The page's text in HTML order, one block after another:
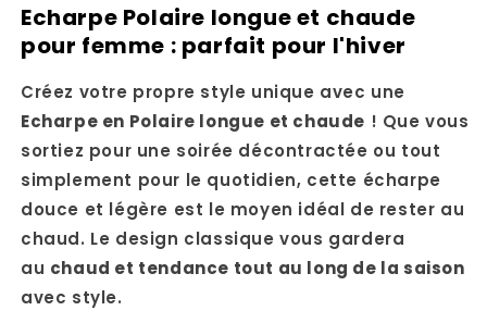
Echarpe Polaire longue et chaude
pour femme : parfait pour l'hiver
Créez votre propre style unique avec une
Echarpe en Polaire longue et chaude ! Que vous
sortiez pour une soirée décontractée ou tout
simplement pour le quotidien, cette écharpe
douce et légère est le moyen idéal de rester au
chaud. Le design classique vous gardera
au chaud et tendance tout au long de la saison
avec style.